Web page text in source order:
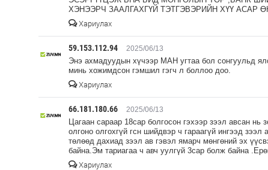
ХЭНЭЭРЧ ЗААЛГАХГҮЙ ТЭТГЭВЭРИЙН ХҮҮ АСАР
Хариулах
59.153.112.94 2025/06/13
Энэ ахмадуудын хүчээр МАН угтаа бол сонгуульд
минь хожимдсон гэмшил гэгч л боллоо доо.
Хариулах
66.181.180.66 2025/06/13
Цагаан сараар 18сар болгосон гэхээр зээл авсан
олгоно олгохгүй гсн шийдвэр ч гараагүй ингээд
төлөөд дахиад зээл ав гэвэл ямарч мөнгөний эх
байна.Эм тариагаа ч авч уулгүй 3сар болж байна
Хариулах